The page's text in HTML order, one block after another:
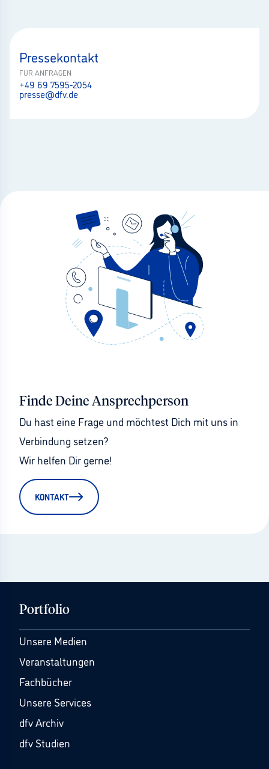
Pressekontakt
FÜR ANFRAGEN
+49 69 7595-2054
presse@dfv.de
Finde Deine Ansprechperson
Du hast eine Frage und möchtest Dich mit uns in
Verbindung setzen?
Wir helfen Dir gerne!
KONTAKT
Portfolio
Unsere Medien
Veranstaltungen
Fachbücher
Unsere Services
dfv Archiv
dfv Studien